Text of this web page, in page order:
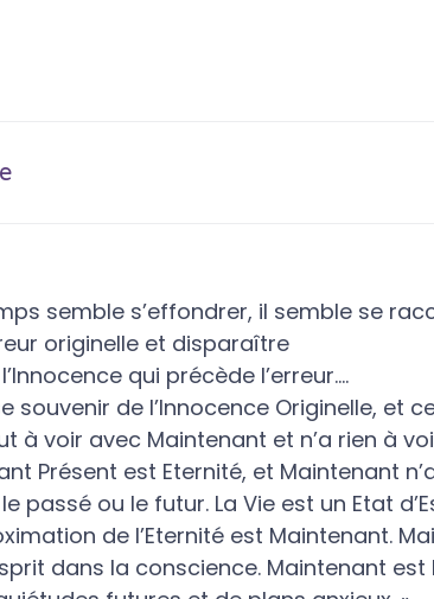
semble s’effondrer, il semble se
originelle et disparaître
qui précède l’erreur….
souvenir de l’Innocence Originelle, et
à voir avec Maintenant et n’a rien à
Présent est Eternité, et Maintenant
passé ou le futur. La Vie est un Etat
de l’Eternité est Maintenant.
dans la conscience. Maintenant